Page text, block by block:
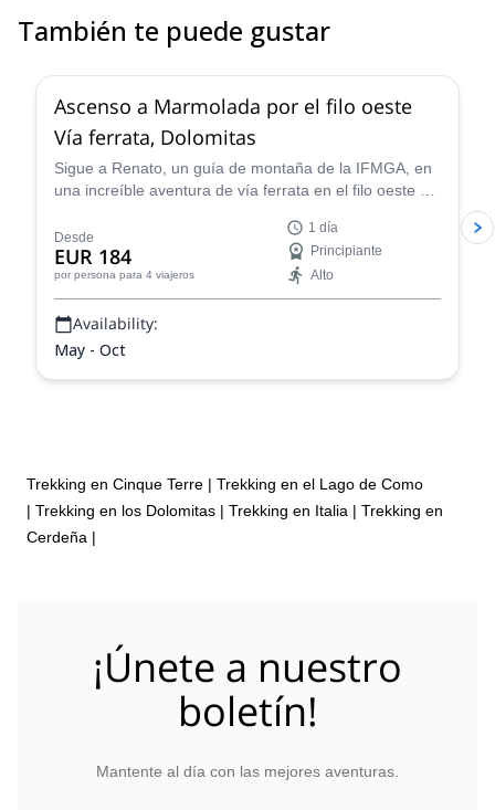
También te puede gustar
Ascenso a Marmolada por el filo oeste
Vía ferrata, Dolomitas
Sigue a Renato, un guía de montaña de la IFMGA, en
una increíble aventura de vía ferrata en el filo oeste del
Desde
EUR 184
por persona para 4 viajeros
1 día
Principiante
Alto
Availability:
May - Oct
Trekking en Cinque Terre | Trekking en el Lago de Como
| Trekking en los Dolomitas | Trekking en Italia | Trekking en
Cerdeña |
¡Únete a nuestro
boletín!
Mantente al día con las mejores aventuras.